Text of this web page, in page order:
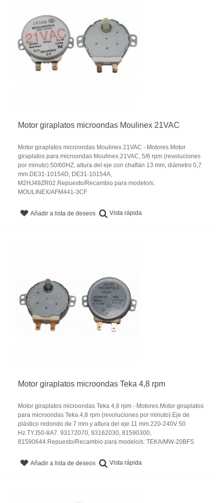
Motor giraplatos microondas Moulinex 21VAC
Motor giraplatos microondas Moulinex 21VAC - Motores.Motor
giraplatos para microondas Moulinex.21VAC, 5/6 rpm (revoluciones
por minuto).50/60HZ, altura del eje con chaflán 13 mm, diámetro 0,7
mm.DE31-10154D, DE31-10154A,
M2HJ49ZR02.Repuesto/Recambio para modelo/s:
MOULINEX/AFM441-3CF
Añadir a lista de deseos Vista rápida
Motor giraplatos microondas Teka 4,8 rpm
Motor giraplatos microondas Teka 4,8 rpm - Motores.Motor giraplatos
para microondas Teka.4,8 rpm (revoluciones por minuto).Eje de
plástico redondo de 7 mm y altura del eje 11 mm.220-240V 50
Hz.TYJ50-8A7. 93172070, 93162030, 81590300,
81590644.Repuesto/Recambio para modelo/s: TEKA/MW-20BFS
Añadir a lista de deseos Vista rápida